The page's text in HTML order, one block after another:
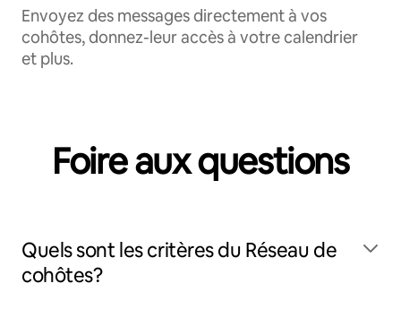
Envoyez des messages directement à vos
cohôtes, donnez-leur accès à votre calendrier
et plus.
Foire aux questions
Quels sont les critères du Réseau de
cohôtes?